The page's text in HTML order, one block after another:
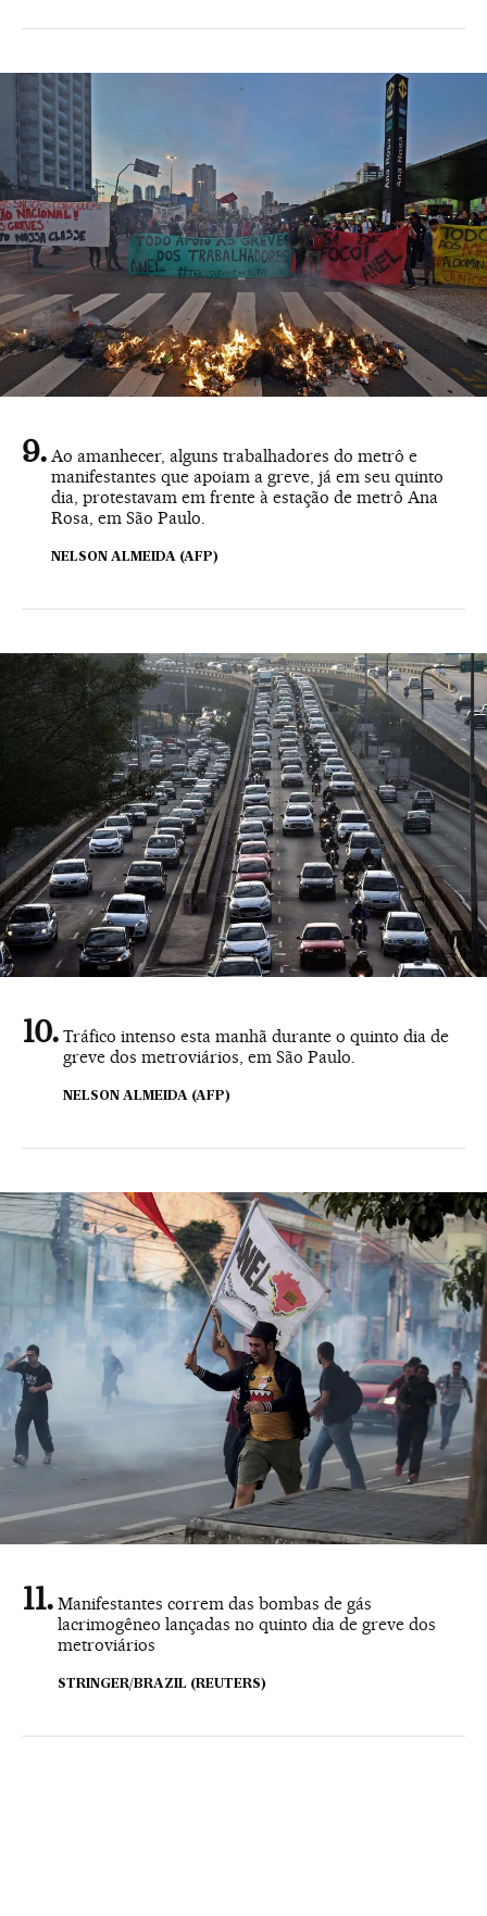
Ao amanhecer, alguns trabalhadores do metrô e
manifestantes que apoiam a greve, já em seu quinto
dia, protestavam em frente à estação de metrô Ana
Rosa, em São Paulo.
NELSON ALMEIDA (AFP)
Tráfico intenso esta manhã durante o quinto dia de
greve dos metroviários, em São Paulo.
NELSON ALMEIDA (AFP)
Manifestantes correm das bombas de gás
lacrimogêneo lançadas no quinto dia de greve dos
metroviários
STRINGER/BRAZIL (REUTERS)